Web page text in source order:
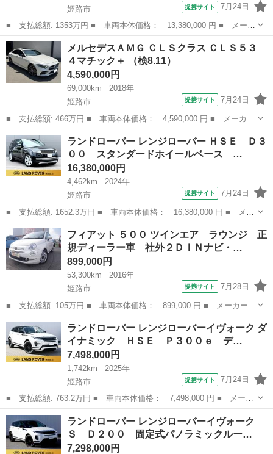
姫路市 提携サイト 7月24日
■ 支払総額: 1353万円 ■ 車両本体価格： 13,380,000 円 ■ メーカ
ー名： ランドローバー ■ 車種名： レンジローバースポーツ ■
グレード名： ダイナミックＳＥ Ｐ５５０ｅ デモアップ フロン
トシート...
兵庫 姫路市 その他
メルセデスＡＭＧ ＣＬＳクラス ＣＬＳ５３
４マチック＋ （検8.11）
4,590,000円
69,000km
2018年
姫路市
提携サイト 7月24日
■ 支払総額: 466万円 ■ 車両本体価格： 4,590,000 円 ■ メーカー
名： メルセデスＡＭＧ ■ 車種名： ＣＬＳクラス ■ グレード
名： ＣＬＳ５３ ４マチック＋ ■ 排気量： 3000cc ■ ドア枚
数：...
兵庫 姫路市 その他
ランドローバー レンジローバー ＨＳＥ Ｄ３
００ スタンダードホイールベース …
16,380,000円
4,462km
2024年
姫路市
提携サイト 7月24日
■ 支払総額: 1652.3万円 ■ 車両本体価格： 16,380,000 円 ■ メー
カー名： ランドローバー ■ 車種名： レンジローバー ■ グレー
ド名： ＨＳＥ Ｄ３００ スタンダードホイールベース パノラミ
ックル...
兵庫 姫路市
フィアット ５００ ツインエア ラウンジ 正
規ディーラー車 社外２ＤＩＮナビ・…
899,000円
53,300km
2016年
姫路市
提携サイト 7月28日
■ 支払総額: 105万円 ■ 車両本体価格： 899,000 円 ■ メーカー
名： フィアット ■ 車種名： ５００ ■ グレード名： ツインエ
ア ラウンジ 正規ディーラー車 社外２ＤＩＮナビ・ＴＶ バック
カメラ ＥＴＣ...
兵庫 姫路市 その他
ランドローバー レンジローバーイヴォーク ダ
イナミック ＨＳＥ Ｐ３００ｅ デ…
7,498,000円
1,742km
2025年
姫路市
提携サイト 7月24日
■ 支払総額: 763.2万円 ■ 車両本体価格： 7,498,000 円 ■ メーカ
ー名： ランドローバー ■ 車種名： レンジローバーイヴォーク
■ グレード名： ダイナミック ＨＳＥ Ｐ３００ｅ デモアップ車
両 サン...
兵庫 姫路市 その他
ランドローバー レンジローバーイヴォーク
Ｓ Ｄ２００ 固定式パノラミックルー…
7,298,000円